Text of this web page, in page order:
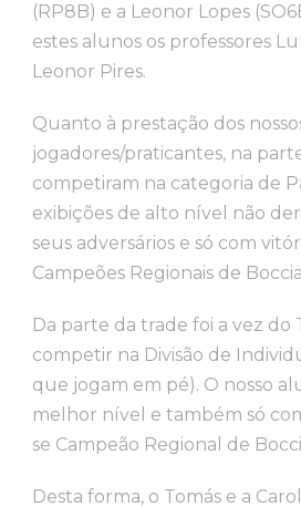
(RP8B) e a Leonor Lopes
estes alunos os professores
Leonor Pires.
Quanto à prestação dos
jogadores/praticantes, na
competiram na categoria de
exibições de alto nível não
seus adversários e só com
Campeões Regionais de
Da parte da trade foi a vez do
competir na Divisão de
que jogam em pé). O nosso
melhor nível e também só
se Campeão Regional de
Desta forma, o Tomás e a